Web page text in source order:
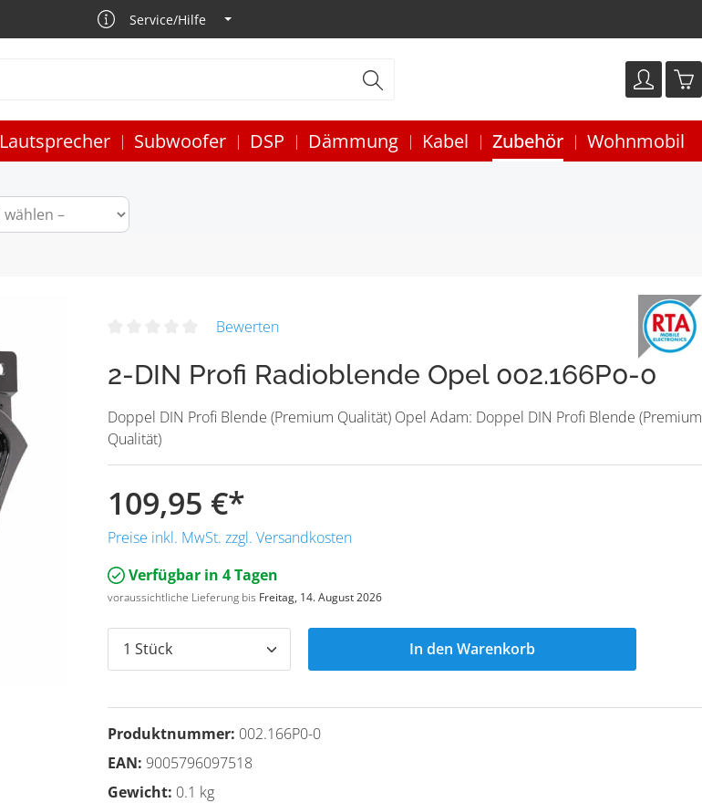
Service/Hilfe
Lautsprecher Subwoofer DSP Dämmung Kabel Zubehör Wohnmobil
Bewerten
2-DIN Profi Radioblende Opel 002.166P0-0
Doppel DIN Profi Blende (Premium Qualität) Opel Adam: Doppel DIN Profi Blende (Premium
Qualität)
109,95 €*
Preise inkl. MwSt. zzgl. Versandkosten
Verfügbar in 4 Tagen
voraussichtliche Lieferung bis Freitag, 14. August 2026
In den Warenkorb
Produktnummer: 002.166P0-0
EAN: 9005796097518
Gewicht: 0.1 kg